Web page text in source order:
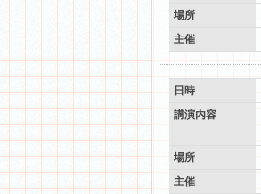
場所
主催
日時
講演内容
場所
主催